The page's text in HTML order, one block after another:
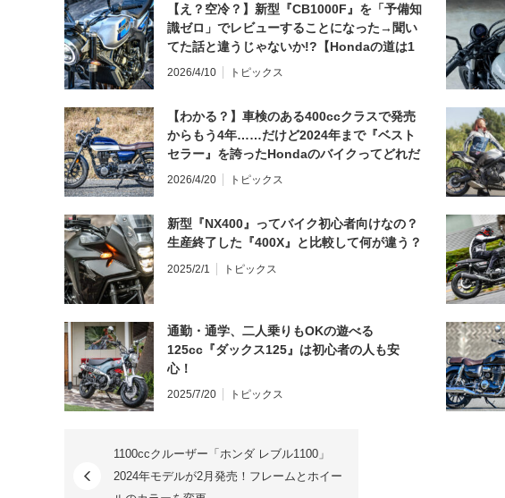
【え？空冷？】新型『CB1000F』を「予備知
識ゼロ」でレビューすることになった→聞い
てた話と違うじゃないか!?【Hondaの道は1
日にしてならず／CB1000F ①第一印象 編】
2026/4/10 トピックス
【わかる？】車検のある400ccクラスで発売
からもう4年……だけど2024年まで『ベスト
セラー』を誇ったHondaのバイクってどれだ
と思う？
2026/4/20 トピックス
新型『NX400』ってバイク初心者向けなの？
生産終了した『400X』と比較して何が違う？
2025/2/1 トピックス
通勤・通学、二人乗りもOKの遊べる
125cc『ダックス125』は初心者の人も安
心！
2025/7/20 トピックス
1100ccクルーザー「ホンダ レブル1100」
2024年モデルが2月発売！フレームとホイー